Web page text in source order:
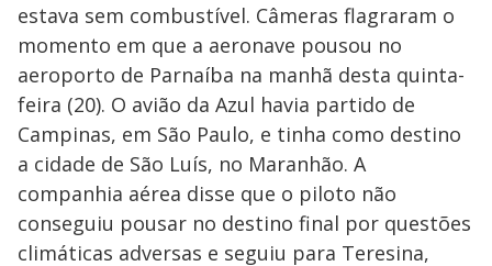
estava sem combustível. Câmeras flagraram o
momento em que a aeronave pousou no
aeroporto de Parnaíba na manhã desta quinta-
feira (20). O avião da Azul havia partido de
Campinas, em São Paulo, e tinha como destino
a cidade de São Luís, no Maranhão. A
companhia aérea disse que o piloto não
conseguiu pousar no destino final por questões
climáticas adversas e seguiu para Teresina,